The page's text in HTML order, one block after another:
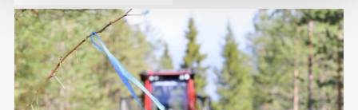
tukemiseen ja kävijämäärämme analysoimiseen. Lisäksi
jaamme sosiaalisen median, mainosalan ja analytiikka-
alan kumppaneillemme tietoja siitä, miten käytät
sivustoamme. Kumppanimme voivat yhdistää näitä
tietoja muihin tietoihin, joita olet antanut heille tai joita on
kerätty, kun olet käyttänyt heidän palvelujaan. Tietoja